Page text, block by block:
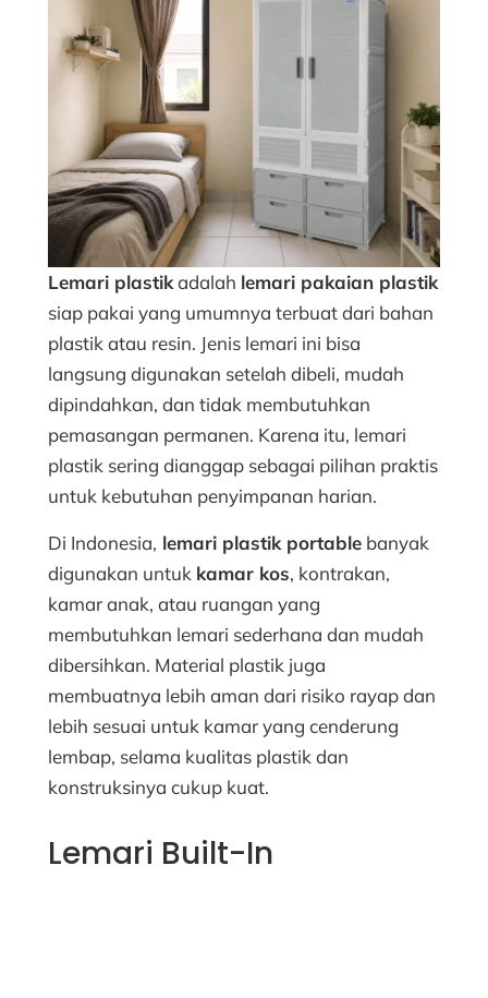
Lemari plastikadalah lemari pakaian plastik
siap pakai yang umumnya terbuat dari bahan
plastik atau resin. Jenis lemari ini bisa
langsung digunakan setelah dibeli, mudah
dipindahkan, dan tidak membutuhkan
pemasangan permanen. Karena itu, lemari
plastik sering dianggap sebagai pilihan praktis
untuk kebutuhan penyimpanan harian.
Di Indonesia, lemari plastik portable banyak
digunakan untuk kamar kos, kontrakan,
kamar anak, atau ruangan yang
membutuhkan lemari sederhana dan mudah
dibersihkan. Material plastik juga
membuatnya lebih aman dari risiko rayap dan
lebih sesuai untuk kamar yang cenderung
lembap, selama kualitas plastik dan
konstruksinya cukup kuat.
Lemari Built-In